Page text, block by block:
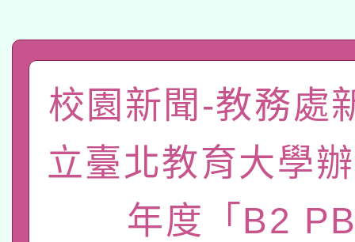
礎課程
A3數位素養講師名單
「數位內容與教學軟體
pilot」
薪期間赴陸應申請許可
轉知經濟部水利署委託
業技術研究院辦理「
115年8月22日(星期六
校園新聞-教務處
立臺北教育大學
年度「B2